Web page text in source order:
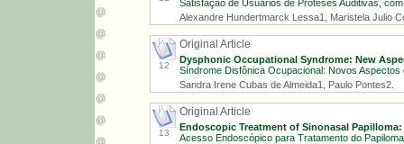
Satisfação de Usuários de Próteses Auditivas,
Alexandre Hundertmarck Lessa1, Maristela Julio
12
Original Article
Dysphonic Occupational Syndrome: New
Síndrome Disfônica Ocupacional: Novos Aspectos
Sandra Irene Cubas de Almeida1, Paulo Pontes2.
13
Original Article
Endoscopic Treatment of Sinonasal
Acesso Endoscópico para Tratamento do